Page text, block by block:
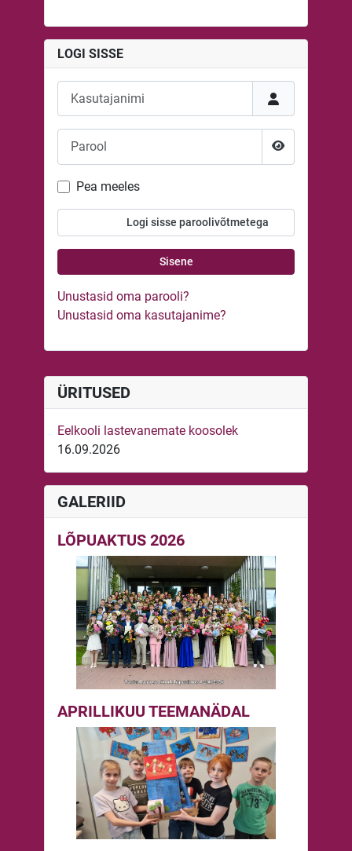
ÜRITUSED
Eelkooli lastevanemate koosolek
16.09.2026
GALERIID
LÕPUAKTUS 2026
APRILLIKUU TEEMANÄDAL
LOGI SISSE
Näita parooli
Pea meeles
Logi sisse paroolivõtmetega
Sisene
Unustasid oma parooli?
Unustasid oma kasutajanime?